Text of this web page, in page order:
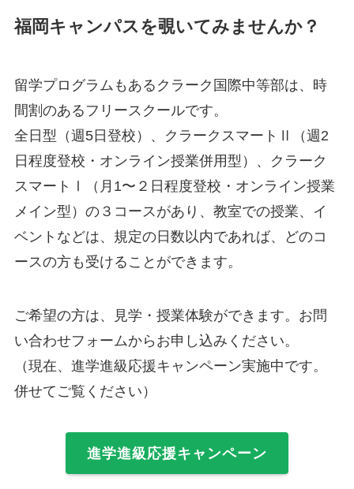
福岡キャンパスを覗いてみませんか？
留学プログラムもあるクラーク国際中等部は、時
間割のあるフリースクールです。
全日型（週5日登校）、クラークスマートⅡ（週2
日程度登校・オンライン授業併用型）、クラーク
スマートⅠ（月1〜２日程度登校・オンライン授業
メイン型）の３コースがあり、教室での授業、イ
ベントなどは、規定の日数以内であれば、どのコ
ースの方も受けることができます。
ご希望の方は、見学・授業体験ができます。お問
い合わせフォームからお申し込みください。
（現在、進学進級応援キャンペーン実施中です。
併せてご覧ください）
進学進級応援キャンペーン